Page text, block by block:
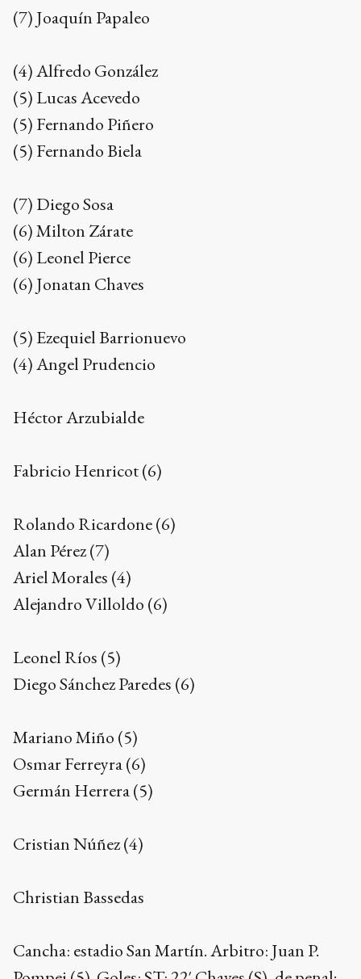
(7) Joaquín Papaleo
(4) Alfredo González
(5) Lucas Acevedo
(5) Fernando Piñero
(5) Fernando Biela
(7) Diego Sosa
(6) Milton Zárate
(6) Leonel Pierce
(6) Jonatan Chaves
(5) Ezequiel Barrionuevo
(4) Angel Prudencio
Héctor Arzubialde
Fabricio Henricot (6)
Rolando Ricardone (6)
Alan Pérez (7)
Ariel Morales (4)
Alejandro Villoldo (6)
Leonel Ríos (5)
Diego Sánchez Paredes (6)
Mariano Miño (5)
Osmar Ferreyra (6)
Germán Herrera (5)
Cristian Núñez (4)
Christian Bassedas
Cancha: estadio San Martín. Arbitro: Juan P.